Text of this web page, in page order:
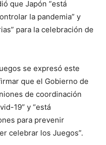
que Japón “está
la pandemia” y
para la celebración de
se expresó este
que el Gobierno de
de coordinación
19” y “está
para prevenir
celebrar los Juegos”.